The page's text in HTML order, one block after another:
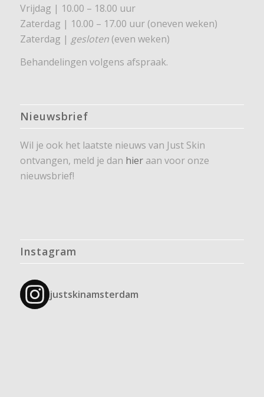
Vrijdag | 10.00 – 18.00 uur
Zaterdag | 10.00 – 17.00 uur (oneven weken)
Zaterdag | gesloten(even weken)
Behandelingen volgens afspraak.
Nieuwsbrief
Wil je ook het laatste nieuws van Just Skin
ontvangen, meld je dan hieraan voor onze
nieuwsbrief!
Instagram
justskinamsterdam